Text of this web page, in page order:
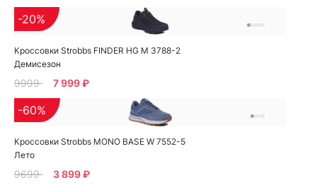
Кроссовки Strobbs FINDER HG M 3788-2
Демисезон
-20%
9999 7 999 ₽
Кроссовки Strobbs MONO BASE W 7552-5
Лето
-60%
9699 3 899 ₽